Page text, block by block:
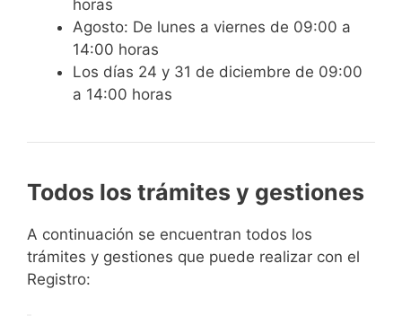
horas
Agosto: De lunes a viernes de 09:00 a
14:00 horas
Los días 24 y 31 de diciembre de 09:00
a 14:00 horas
Todos los trámites y gestiones
A continuación se encuentran todos los
trámites y gestiones que puede realizar con el
Registro: